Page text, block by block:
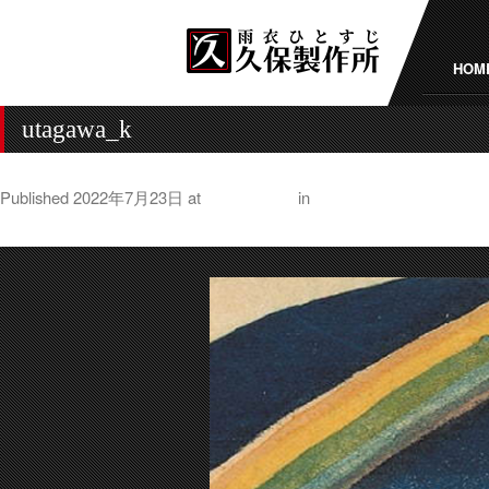
utagawa_k
Published2022年7月23日 at in